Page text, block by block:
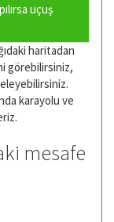
uçuş
haritadan
görebilirsiniz,
karayolu ve
mesafe